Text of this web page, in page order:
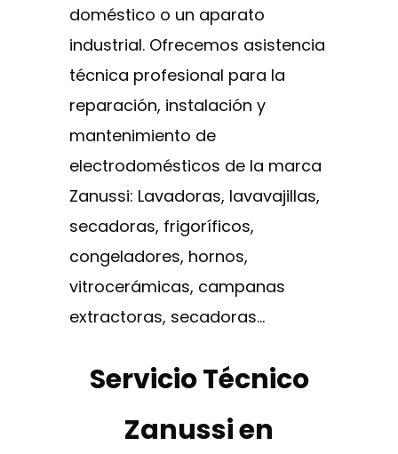
doméstico o un aparato
industrial. Ofrecemos asistencia
técnica profesional para la
reparación, instalación y
mantenimiento de
electrodomésticos de la marca
Zanussi: Lavadoras, lavavajillas,
secadoras, frigoríficos,
congeladores, hornos,
vitrocerámicas, campanas
extractoras, secadoras…
Servicio Técnico
Zanussi en